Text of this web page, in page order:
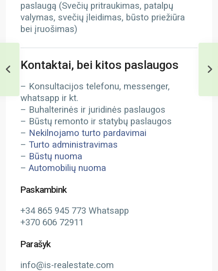
paslaugą (Svečių pritraukimas, patalpų
valymas, svečių įleidimas, būsto priežiūra
bei įruošimas)
Kontaktai, bei kitos paslaugos
– Konsultacijos telefonu, messenger,
whatsapp ir kt.
– Buhalterinės ir juridinės paslaugos
– Būstų remonto ir statybų paslaugos
– Nekilnojamo turto pardavimai
– Turto administravimas
– Būstų nuoma
– Automobilių nuoma
Paskambink
+34 865 945 773 Whatsapp
+370 606 72911
Parašyk
info@is-realestate.com